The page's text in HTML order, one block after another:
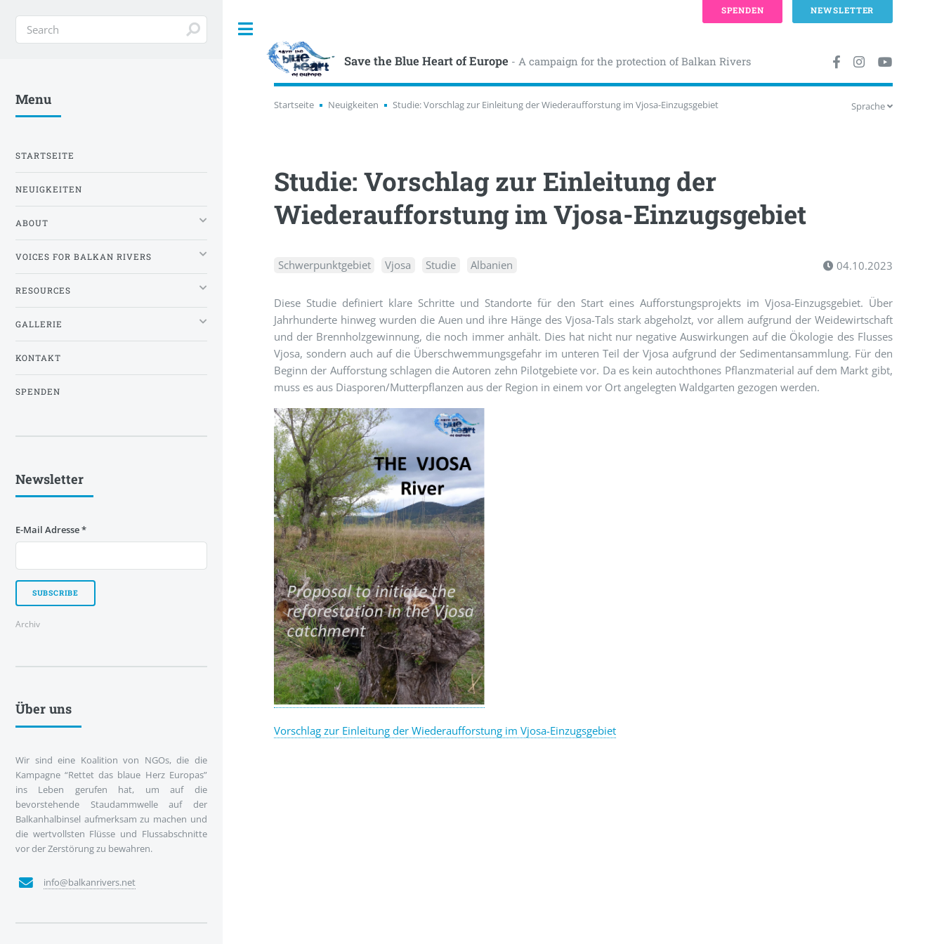
Save the Blue Heart of Europe - A campaign for the protection of Balkan Rivers
Startseite Neuigkeiten Studie: Vorschlag zur Einleitung der Wiederaufforstung im Vjosa-Einzugsgebiet Sprache
Studie: Vorschlag zur Einleitung der
Wiederaufforstung im Vjosa-Einzugsgebiet
Schwerpunktgebiet Vjosa Studie Albanien 04.10.2023
Diese Studie definiert klare Schritte und Standorte für den Start eines Aufforstungsprojekts im Vjosa-Einzugsgebiet. Über
Jahrhunderte hinweg wurden die Auen und ihre Hänge des Vjosa-Tals stark abgeholzt, vor allem aufgrund der Weidewirtschaft
und der Brennholzgewinnung, die noch immer anhält. Dies hat nicht nur negative Auswirkungen auf die Ökologie des Flusses
Vjosa, sondern auch auf die Überschwemmungsgefahr im unteren Teil der Vjosa aufgrund der Sedimentansammlung. Für den
Beginn der Aufforstung schlagen die Autoren zehn Pilotgebiete vor. Da es kein autochthones Pflanzmaterial auf dem Markt gibt,
muss es aus Diasporen/Mutterpflanzen aus der Region in einem vor Ort angelegten Waldgarten gezogen werden.
Vorschlag zur Einleitung der Wiederaufforstung im Vjosa-Einzugsgebiet
Menu
STARTSEITE
NEUIGKEITEN
ABOUT
VOICES FOR BALKAN RIVERS
RESOURCES
GALLERIE
KONTAKT
SPENDEN
Newsletter
E-Mail Adresse*
Archiv
Über uns
Wir sind eine Koalition von NGOs, die die
Kampagne “Rettet das blaue Herz Europas”
ins Leben gerufen hat, um auf die
bevorstehende Staudammwelle auf der
Balkanhalbinsel aufmerksam zu machen und
die wertvollsten Flüsse und Flussabschnitte
vor der Zerstörung zu bewahren.
info@balkanrivers.net
SPENDEN NEWSLETTER